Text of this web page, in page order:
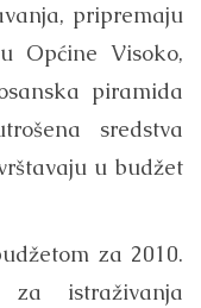
pripremaju
Općine Visoko,
piramida
sredstva
u budžet
za 2010.
istraživanja